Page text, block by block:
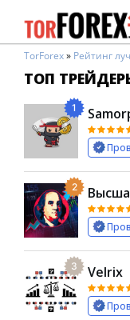
TorForex» Рейтинг
ТОП
1
2
3 Velrix